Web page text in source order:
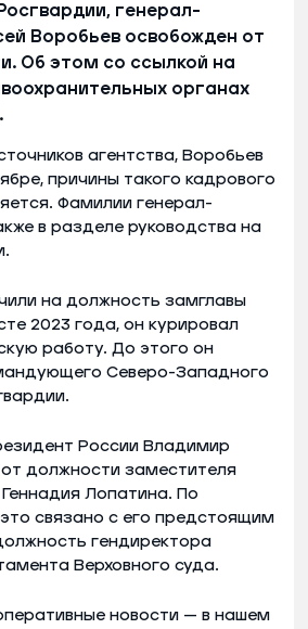
генерал-
Воробьев освобожден от
Об этом со ссылкой на
органах
агентства, Воробьев
причины такого кадрового
Фамилии генерал-
в разделе руководства на
на должность замглавы
2023 года, он курировал
работу. До этого он
Северо-Западного
России Владимир
от должности заместителя
Лопатина. По
связано с его предстоящим
гендиректора
Верховного суда.
новости — в нашем